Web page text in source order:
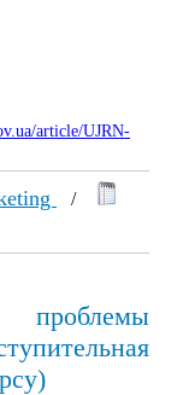
article/UJRN-
/